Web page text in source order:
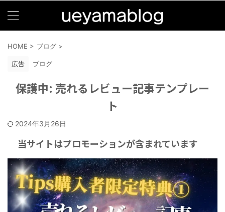
HOME > ブログ >
広告 ブログ
保護中: 売れるレビュー記事テンプレー
ト
2024年3月26日
当サイトはプロモーションが含まれています